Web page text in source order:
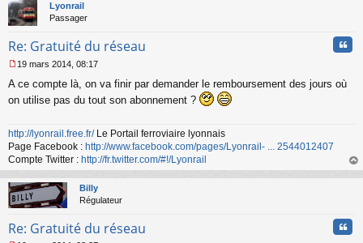
u
Lyonrail
Passager
Re: Gratuité du réseau
e
s
g
e
n
o
n
l
u
19 mars 2014, 08:17
A ce compte là, on va finir par demander le remboursement des jours où
on utilise pas du tout son abonnement ?
http://lyonrail.free.fr/Le Portail ferroviaire lyonnais
Page Facebook : http://www.facebook.com/pages/Lyonrail- ... 2544012407
Compte Twitter : http://fr.twitter.com/#!/Lyonrail
au
Billy
Régulateur
Re: Gratuité du réseau